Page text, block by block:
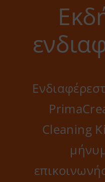
Cleaning